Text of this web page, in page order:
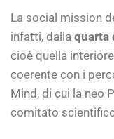
La social mission
infatti, dalla quarta
cioè quella
coerente con i
Mind, di cui la neo
comitato